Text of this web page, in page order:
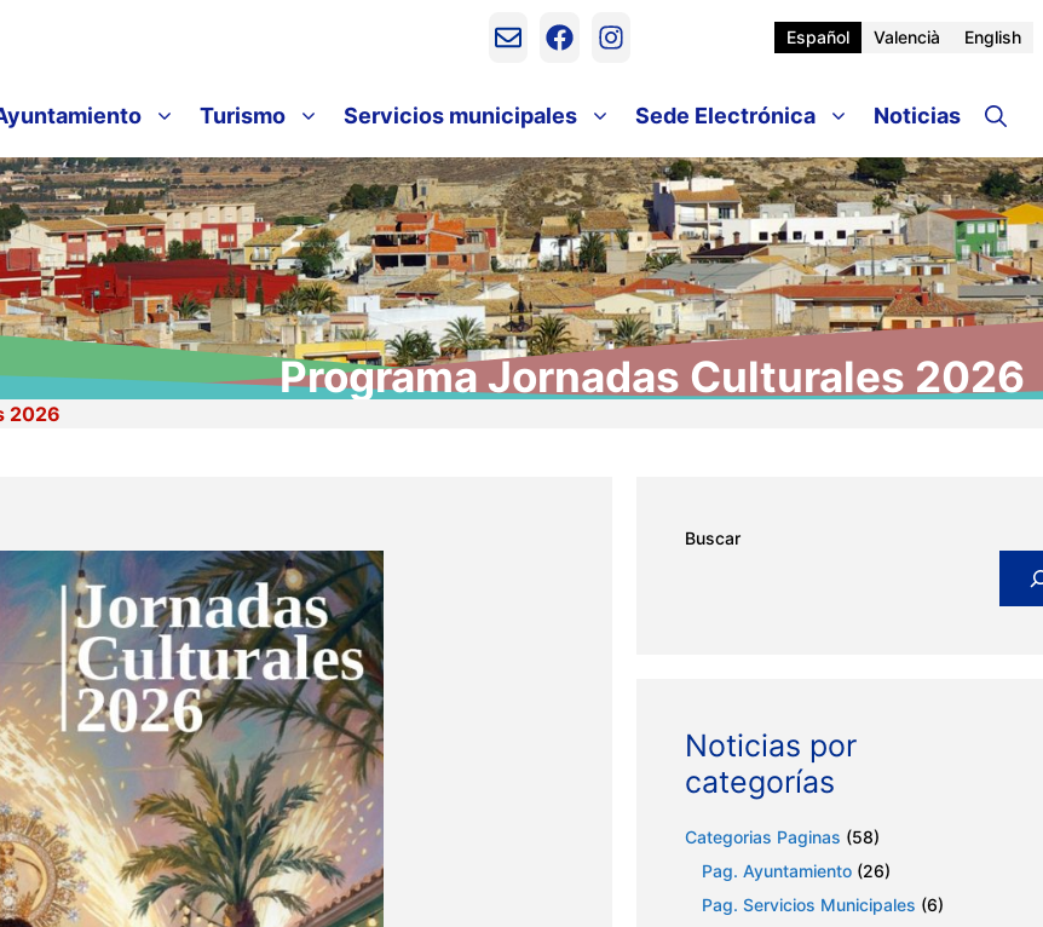
Español Valencià English
Turismo Servicios municipales Sede Electrónica Noticias
Programa Jornadas Culturales 2026
2026
Buscar
Noticias por
categorías
Categorias Paginas (58)
Pag. Ayuntamiento (26)
Pag. Servicios Municipales (6)